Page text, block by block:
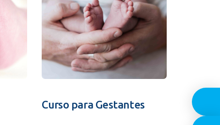
Curso para Gestantes